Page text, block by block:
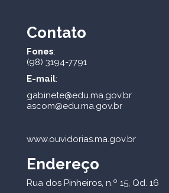
Contato
Fones:
(98) 3194-7791
E-mail:
gabinete@edu.ma.gov.br
ascom@edu.ma.gov.br
www.ouvidorias.ma.gov.br
Endereço
Rua dos Pinheiros, n.º 15, Qd. 16